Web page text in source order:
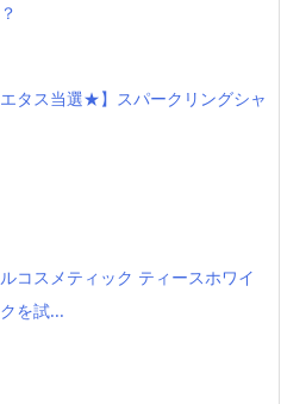
タス当選★】スパークリングシャ
コスメティック ティースホワイ
を試...